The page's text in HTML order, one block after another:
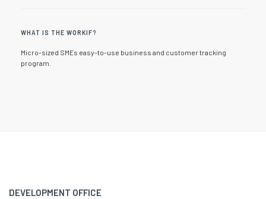
WHAT IS THE WORKIF?
Micro-sized SMEs easy-to-use business and customer tracking
program.
DEVELOPMENT OFFICE